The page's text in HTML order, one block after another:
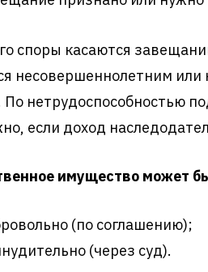
споры касаются
несовершеннолетним
По нетрудоспособностью
если доход
имущество может
(по соглашению);
(через суд).